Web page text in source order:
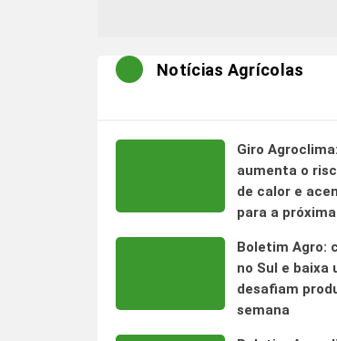
Notícias Agrícolas
Giro
aumenta o
de calor e
para a
Boletim Agro:
no Sul e baixa
desafiam
semana